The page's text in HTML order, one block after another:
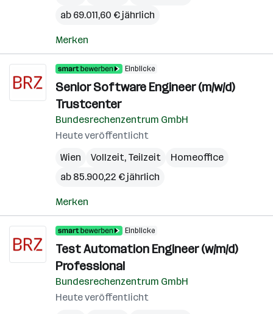
ab 69.011,60 € jährlich
Merken
Einblicke
Senior Software Engineer (m/w/d)
Trustcenter
Bundesrechenzentrum GmbH
Heute veröffentlicht
Wien
Vollzeit, Teilzeit
Homeoffice
ab 85.900,22 € jährlich
Merken
Einblicke
Test Automation Engineer (w/m/d)
Professional
Bundesrechenzentrum GmbH
Heute veröffentlicht